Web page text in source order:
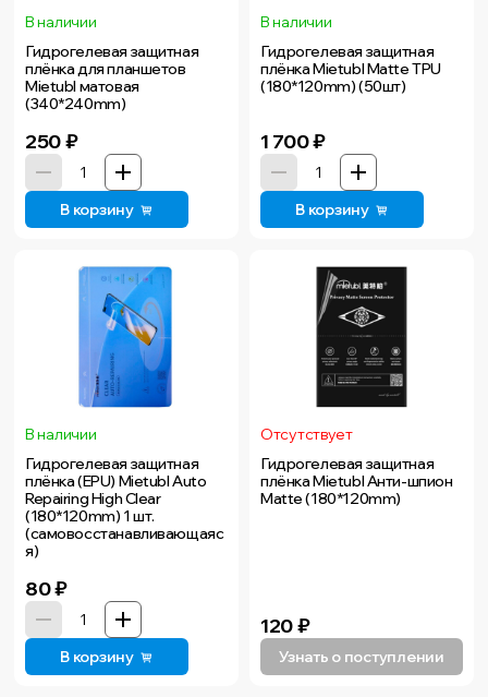
В наличии
Гидрогелевая защитная
плёнка для планшетов
Mietubl матовая
(340*240mm)
250₽
В корзину
В наличии
Гидрогелевая защитная
плёнка Mietubl Matte TPU
(180*120mm) (50шт)
1 700₽
В корзину
В наличии
Гидрогелевая защитная
плёнка (EPU) Mietubl Auto
Repairing High Clear
(180*120mm) 1 шт.
(самовосстанавливающаяс
я)
80₽
В корзину
Отсутствует
Гидрогелевая защитная
плёнка Mietubl Анти-шпион
Matte (180*120mm)
120₽
Узнать о поступлении